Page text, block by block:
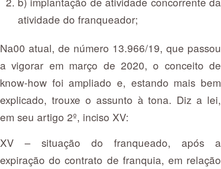
atividade do franqueador;
Na00 atual, de número 13.966/19, que passou
a vigorar em março de 2020, o conceito de
know-how foi ampliado e, estando mais bem
explicado, trouxe o assunto à tona. Diz a lei,
em seu artigo 2º, inciso XV:
XV – situação do franqueado, após a
expiração do contrato de franquia, em relação